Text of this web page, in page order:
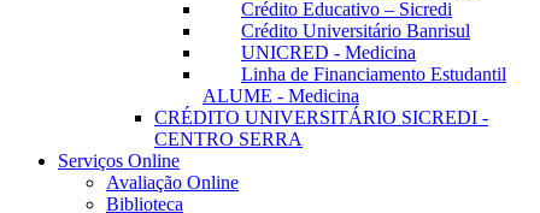
Crédito Educativo – Sicredi
Crédito Universitário Banrisul
UNICRED - Medicina
Linha de Financiamento Estudantil
ALUME - Medicina
CRÉDITO UNIVERSITÁRIO SICREDI -
CENTRO SERRA
Serviços Online
Avaliação Online
Biblioteca